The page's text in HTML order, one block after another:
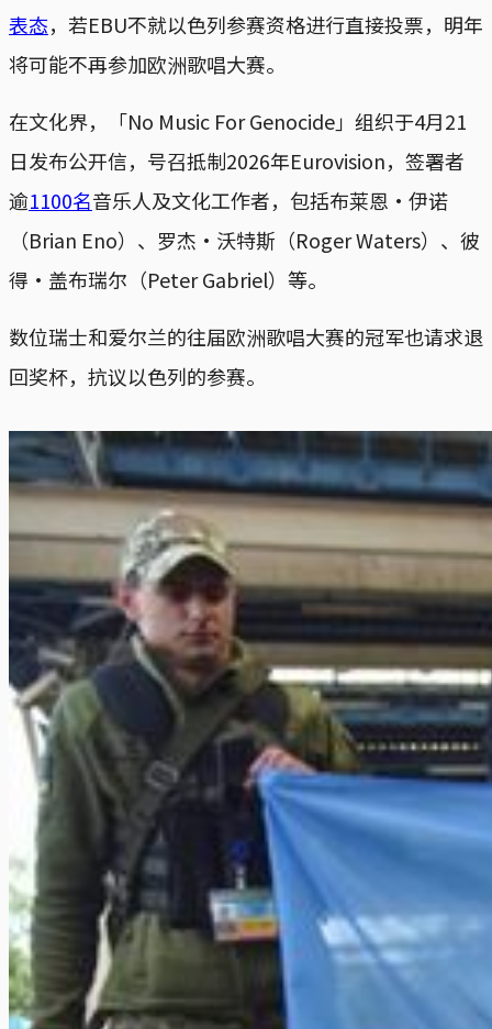
表态，若EBU不就以色列参赛资格进行直接投票，明年
将可能不再参加欧洲歌唱大赛。
在文化界，「No Music For Genocide」组织于4月21
日发布公开信，号召抵制2026年Eurovision，签署者
逾1100名音乐人及文化工作者，包括布莱恩‧伊诺
（Brian Eno）、罗杰‧沃特斯（Roger Waters）、彼
得‧盖布瑞尔（Peter Gabriel）等。
数位瑞士和爱尔兰的往届欧洲歌唱大赛的冠军也请求退
回奖杯，抗议以色列的参赛。